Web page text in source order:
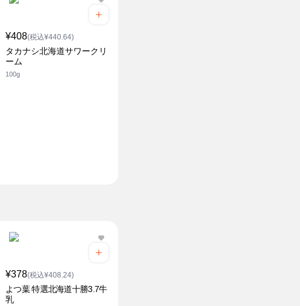
¥408(税込¥440.64)
タカナシ北海道サワークリ
ーム
100g
¥378(税込¥408.24)
よつ葉 特選北海道十勝3.7牛
乳